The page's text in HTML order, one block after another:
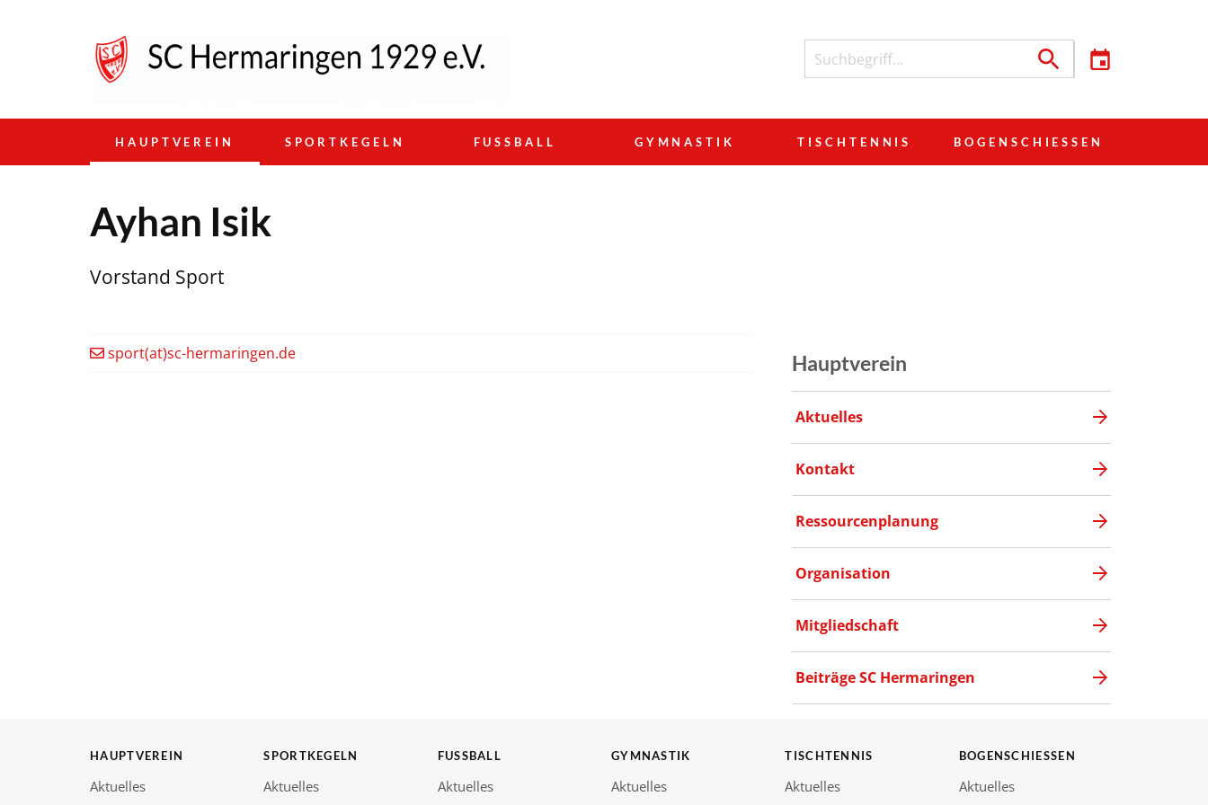
HAUPTVEREIN SPORTKEGELN FUSSBALL GYMNASTIK TISCHTENNIS BOGENSCHIESSEN
Ayhan Isik
Vorstand Sport
sport(at)sc-hermaringen.de Hauptverein
Aktuelles
Kontakt
Ressourcenplanung
Organisation
Mitgliedschaft
Beiträge SC Hermaringen
HAUPTVEREIN
Aktuelles
SPORTKEGELN
Aktuelles
FUSSBALL
Aktuelles
GYMNASTIK
Aktuelles
TISCHTENNIS
Aktuelles
BOGENSCHIESSEN
Aktuelles